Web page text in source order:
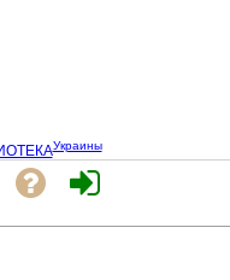
Украины